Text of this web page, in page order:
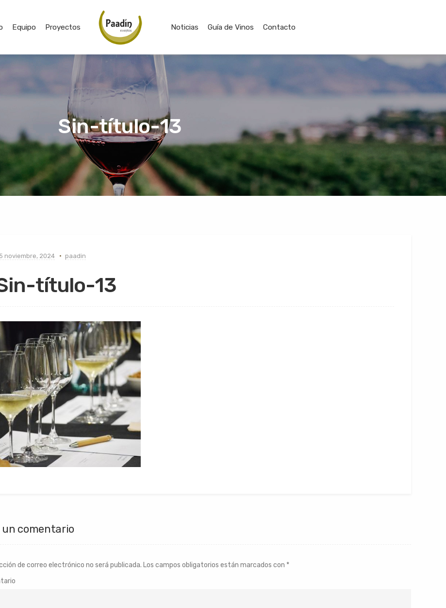
Equipo Proyectos Noticias Guía de Vinos Contacto
Sin-título-13
noviembre, 2024 paadin
título-13
un comentario
de correo electrónico no será publicada. Los campos obligatorios están marcados con *